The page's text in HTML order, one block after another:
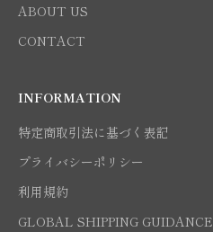
ABOUT US
CONTACT
INFORMATION
特定商取引法に基づく表記
プライバシーポリシー
利用規約
GLOBAL SHIPPING GUIDANCE